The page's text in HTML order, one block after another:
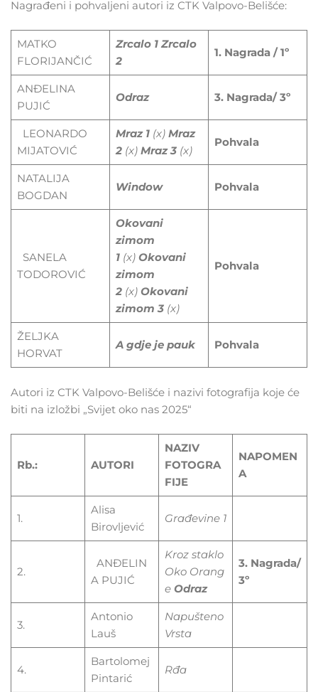
Nagrađeni i pohvaljeni autori iz CTK Valpovo-Belišće:
MATKO
FLORIJANČIĆ
Zrcalo 1 Zrcalo
2
1. Nagrada / 1º
ANĐELINA
PUJIĆ
Odraz 3. Nagrada/ 3º
LEONARDO
MIJATOVIĆ
Mraz 1 (x) Mraz
2 (x) Mraz3 (x)
Pohvala
NATALIJA
BOGDAN
Window Pohvala
SANELA
TODOROVIĆ
Okovani
zimom
1 (x) Okovani
zimom
2 (x) Okovani
zimom 3 (x)
Pohvala
ŽELJKA
HORVAT
A gdje je pauk Pohvala
Autori iz CTK Valpovo-Belišće i nazivi fotografija koje će
biti na izložbi „Svijet oko nas 2025“
Rb.: AUTORI
NAZIV
FOTOGRA
FIJE
NAPOMEN
A
1.
Alisa
Birovljević
Građevine 1
2.
ANĐELIN
A PUJIĆ
Kroz staklo
Oko Orang
e Odraz
3. Nagrada/
3º
3.
Antonio
Lauš
Napušteno
Vrsta
4.
Bartolomej
Pintarić
Rđa